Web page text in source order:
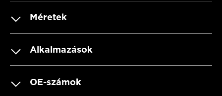
Méretek
Alkalmazások
OE-számok